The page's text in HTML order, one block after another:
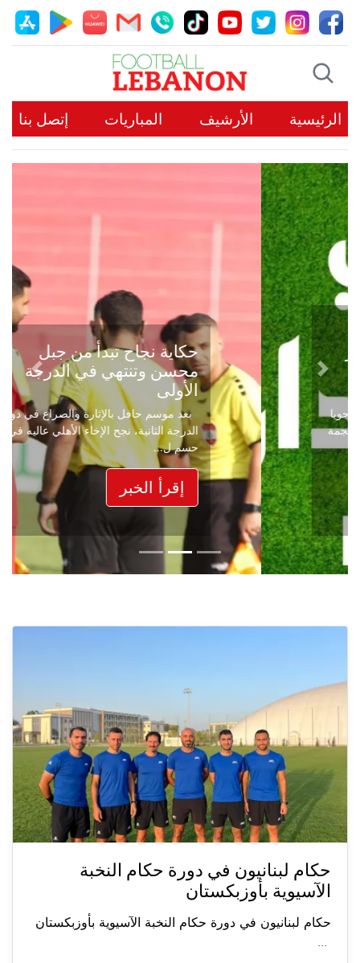
الرئيسية الأرشيف المباريات إتصل بنا
حكاية نجاح تبدأ من جبل
محسن وتنتهي في الدرجة
الأولى
بعد موسم حافل بالإثارة والصراع في دوري
الدرجة الثانية، نجح الإخاء الأهلي عاليه في
حسم ل...
إقرأ الخبر
Previous
Next
حكام لبنانيون في دورة حكام النخبة
الآسيوية بأوزبكستان
حكام لبنانيون في دورة حكام النخبة الآسيوية بأوزبكستان
...